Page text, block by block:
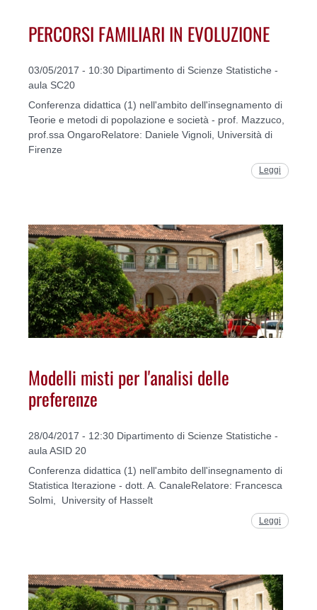
PERCORSI FAMILIARI IN EVOLUZIONE
03/05/2017 - 10:30 Dipartimento di Scienze Statistiche -
aula SC20
Conferenza didattica (1) nell'ambito dell'insegnamento di
Teorie e metodi di popolazione e società - prof. Mazzuco,
prof.ssa OngaroRelatore: Daniele Vignoli, Università di
Firenze
Leggi
Modelli misti per l'analisi delle
preferenze
28/04/2017 - 12:30 Dipartimento di Scienze Statistiche -
aula ASID 20
Conferenza didattica (1) nell'ambito dell'insegnamento di
Statistica Iterazione - dott. A. CanaleRelatore: Francesca
Solmi, University of Hasselt
Leggi